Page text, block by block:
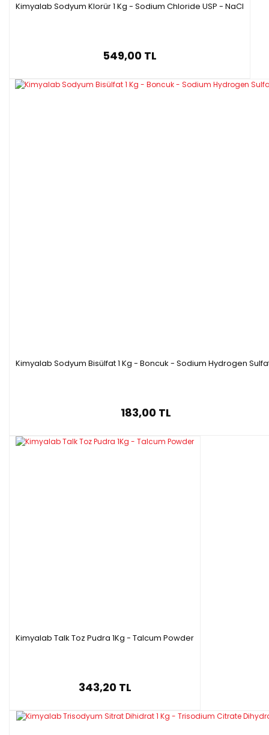
Kimyalab Sodyum Klorür 1 Kg - Sodium Chloride USP - NaCl
549,00 TL
Kimyalab Sodyum Bisülfat 1 Kg - Boncuk - Sodium Hydrogen
183,00 TL
Kimyalab Talk Toz Pudra 1Kg - Talcum Powder
343,20 TL